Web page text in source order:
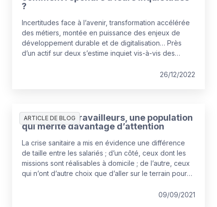
?
Incertitudes face à l’avenir, transformation accélérée
des métiers, montée en puissance des enjeux de
développement durable et de digitalisation… Près
d’un actif sur deux s’estime inquiet vis-à-vis des
majeur pour les entreprises que de répondre à ces
26/12/2022
ARTICLE DE BLOG
Les non-télétravailleurs, une population
qui mérite davantage d’attention
La crise sanitaire a mis en évidence une différence
de taille entre les salariés ; d’un côté, ceux dont les
missions sont réalisables à domicile ; de l’autre, ceux
qui n’ont d’autre choix que d’aller sur le terrain pour
09/09/2021